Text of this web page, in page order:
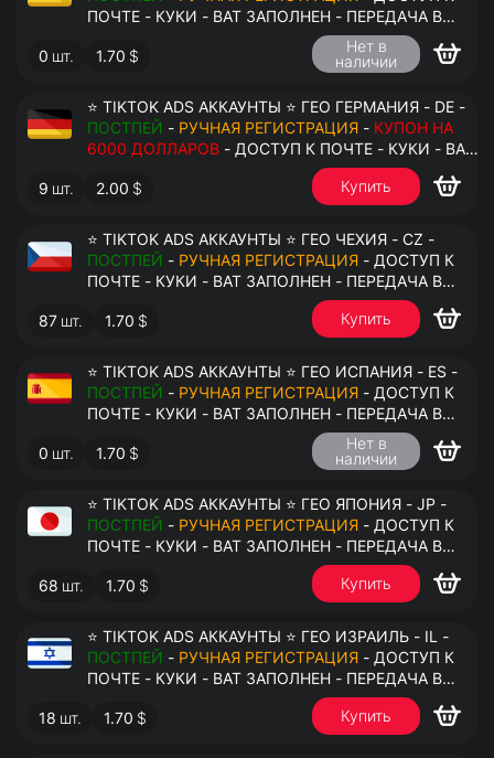
ПОЧТЕ - КУКИ - ВАТ ЗАПОЛНЕН - ПЕРЕДАЧА В
0 шт. 1.70 $
Нет в
наличии
⭐ TIKTOK ADS АККАУНТЫ ⭐ ГЕО ГЕРМАНИЯ - DE -
ПОСТПЕЙ - РУЧНАЯ РЕГИСТРАЦИЯ - КУПОН НА
6000 ДОЛЛАРОВ - ДОСТУП К ПОЧТЕ - КУКИ - ВАТ
ЗАПОЛНЕН - ПЕРЕДАЧА В АНТИДЕТЕКТ
9 шт. 2.00 $ Купить
⭐ TIKTOK ADS АККАУНТЫ ⭐ ГЕО ЧЕХИЯ - CZ -
ПОСТПЕЙ - РУЧНАЯ РЕГИСТРАЦИЯ
ПОЧТЕ - КУКИ - ВАТ ЗАПОЛНЕН - ПЕРЕДАЧА В
87 шт. 1.70 $ Купить
⭐ TIKTOK ADS АККАУНТЫ ⭐ ГЕО ИСПАНИЯ - ES -
ПОСТПЕЙ - РУЧНАЯ РЕГИСТРАЦИЯ - ДОСТУП К
ПОЧТЕ - КУКИ - ВАТ ЗАПОЛНЕН - ПЕРЕДАЧА В
0 шт. 1.70 $
Нет в
наличии
⭐ TIKTOK ADS АККАУНТЫ ⭐ ГЕО ЯПОНИЯ - JP -
ПОСТПЕЙ - РУЧНАЯ РЕГИСТРАЦИЯ - ДОСТУП К
ПОЧТЕ - КУКИ - ВАТ ЗАПОЛНЕН - ПЕРЕДАЧА В
68 шт. 1.70 $ Купить
⭐ TIKTOK ADS АККАУНТЫ ⭐ ГЕО ИЗРАИЛЬ - IL -
ПОСТПЕЙ - РУЧНАЯ РЕГИСТРАЦИЯ - ДОСТУП К
ПОЧТЕ - КУКИ - ВАТ ЗАПОЛНЕН - ПЕРЕДАЧА В
18 шт. 1.70 $ Купить